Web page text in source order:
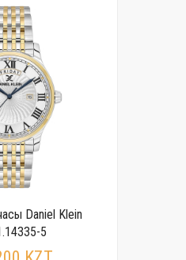
Daniel Klein
5